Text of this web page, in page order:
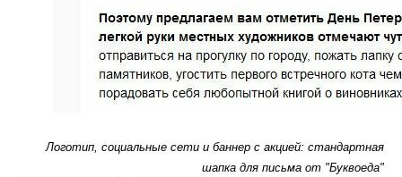
Логотип, социальные сети и баннер с акцией: стандартная
шапка для письма от "Буквоеда"